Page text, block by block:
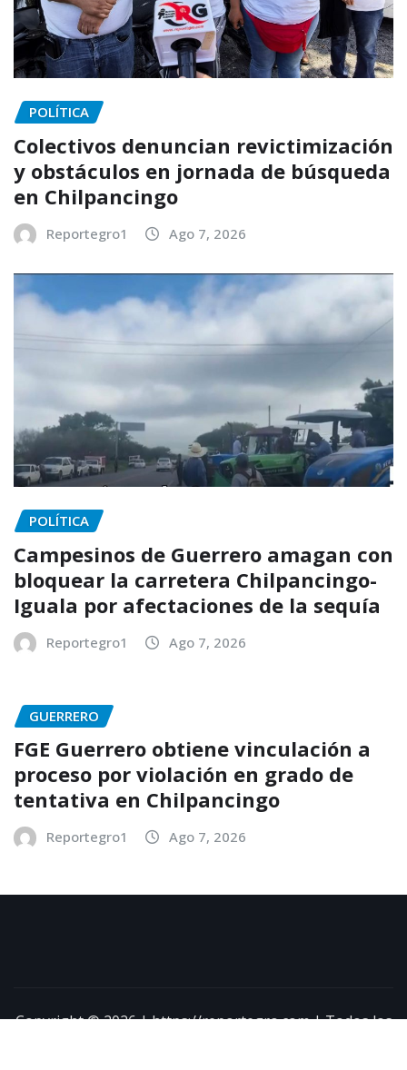
POLÍTICA
Colectivos denuncian revictimización
y obstáculos en jornada de búsqueda
en Chilpancingo
Reportegro1 Ago 7, 2026
POLÍTICA
Campesinos de Guerrero amagan con
bloquear la carretera Chilpancingo-
Iguala por afectaciones de la sequía
Reportegro1 Ago 7, 2026
GUERRERO
FGE Guerrero obtiene vinculación a
proceso por violación en grado de
tentativa en Chilpancingo
Reportegro1 Ago 7, 2026
Copyright © 2026 | https://reportegro.com | Todos los